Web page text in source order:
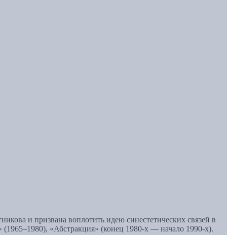
и призвана воплотить идею синестетических связей в
«Абстракция» (конец 1980‑х — начало 1990‑х).